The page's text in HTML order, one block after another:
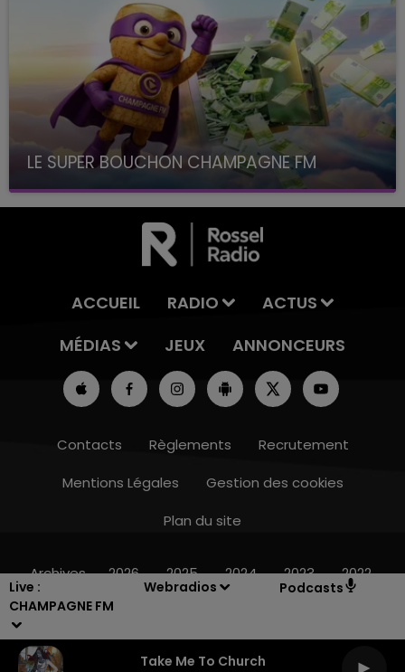
Live :
CHAMPAGNE FM
Webradios Podcasts
Take Me To Church
LE SUPER BOUCHON CHAMPAGNE FM
avec La Famille Champagne FM, à 8H10
ACCUEIL RADIO
ACTUS
MÉDIAS
JEUX ANNONCEURS
Contacts Règlements
Recrutement
Mentions Légales
Gestion des cookies
Plan du site
Archives 2026 2025 2024 2023 2022